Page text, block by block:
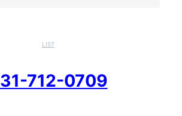
LIST
712-0709